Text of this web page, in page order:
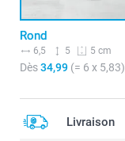
Rond
6,5 5 5 cm
Dès34,99 (= 6 x 5,83)
Livraison